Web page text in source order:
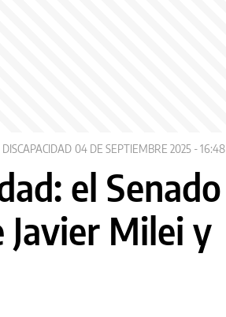
DISCAPACIDAD 04 DE SEPTIEMBRE 2025 - 16:48
el Senado
Milei y